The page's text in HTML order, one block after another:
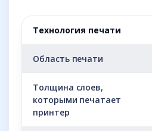
Технология печати
Область печати
Толщина слоев,
которыми печатает
принтер